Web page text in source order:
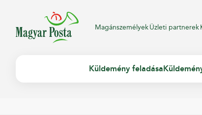
MagánszemélyekÜzleti partnerek
Küldemény feladása